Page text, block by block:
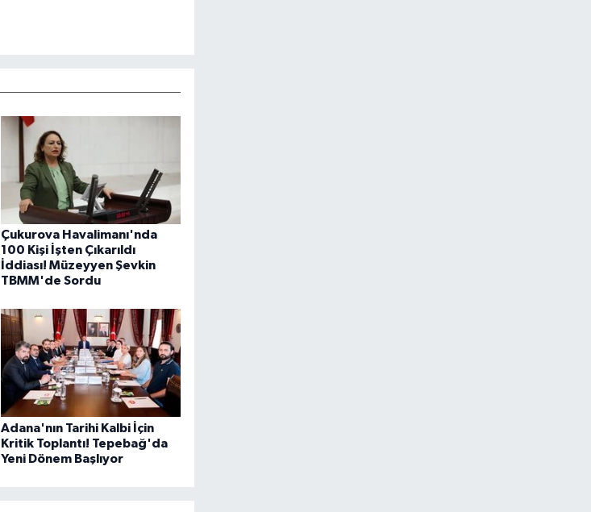
Çukurova Havalimanı'nda
100 Kişi İşten Çıkarıldı
İddiası! Müzeyyen Şevkin
TBMM'de Sordu
Adana'nın Tarihi Kalbi İçin
Kritik Toplantı! Tepebağ'da
Yeni Dönem Başlıyor